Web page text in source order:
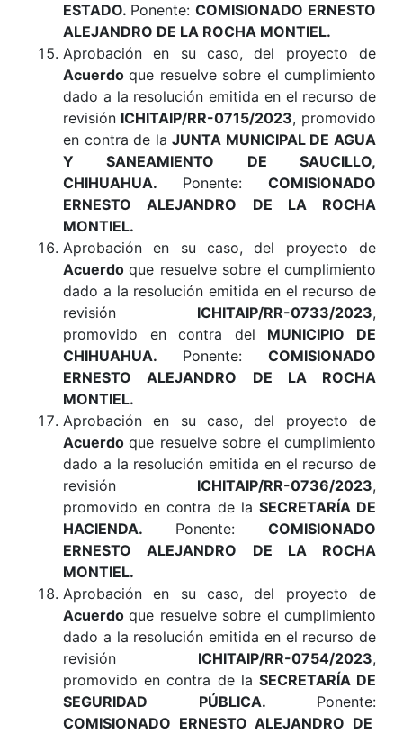
ESTADO. Ponente: COMISIONADO ERNESTO
ALEJANDRO DE LA ROCHA MONTIEL.
Aprobación en su caso, del proyecto de
Acuerdoque resuelve sobre el cumplimiento
dado a la resolución emitida en el recurso de
revisión ICHITAIP/RR-0715/2023, promovido
en contra de laJUNTA MUNICIPAL DE AGUA
Y SANEAMIENTO DE SAUCILLO,
CHIHUAHUA. Ponente: COMISIONADO
ERNESTO ALEJANDRO DE LA ROCHA
MONTIEL.
Aprobación en su caso, del proyecto de
Acuerdoque resuelve sobre el cumplimiento
dado a la resolución emitida en el recurso de
revisión ICHITAIP/RR-0733/2023,
promovido en contra del MUNICIPIO DE
CHIHUAHUA. Ponente: COMISIONADO
ERNESTO ALEJANDRO DE LA ROCHA
MONTIEL.
Aprobación en su caso, del proyecto de
Acuerdoque resuelve sobre el cumplimiento
dado a la resolución emitida en el recurso de
revisión ICHITAIP/RR-0736/2023,
promovido en contra de la SECRETARÍA DE
HACIENDA. Ponente: COMISIONADO
ERNESTO ALEJANDRO DE LA ROCHA
MONTIEL.
Aprobación en su caso, del proyecto de
Acuerdoque resuelve sobre el cumplimiento
dado a la resolución emitida en el recurso de
revisión ICHITAIP/RR-0754/2023,
promovido en contra de la SECRETARÍA DE
SEGURIDAD PÚBLICA. Ponente:
COMISIONADO ERNESTO ALEJANDRO DE